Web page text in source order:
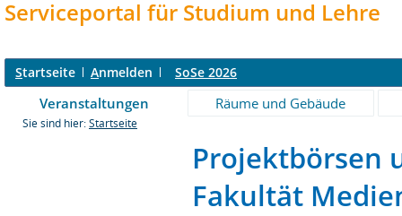
Serviceportal für Studium und Lehre
Startseite Anmelden SoSe 2026
Veranstaltungen Räume und Gebäude
Sie sind hier: Startseite
Projektbörsen
Fakultät